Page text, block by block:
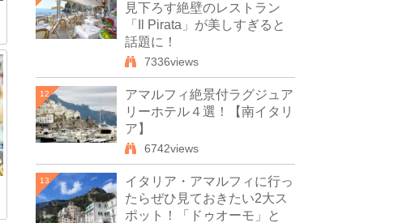
見下ろす絶壁のレストラン
「Il Pirata」が美しすぎると
話題に！
7336views
12
アマルフィ絶景付ラグジュア
リーホテル４選！【南イタリ
ア】
6742views
13
イタリア・アマルフィに行っ
たらぜひ見ておきたい2大ス
ポット！「ドゥオーモ」と